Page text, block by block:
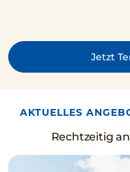
Jetzt
AKTUELLES
Rechtzeitig